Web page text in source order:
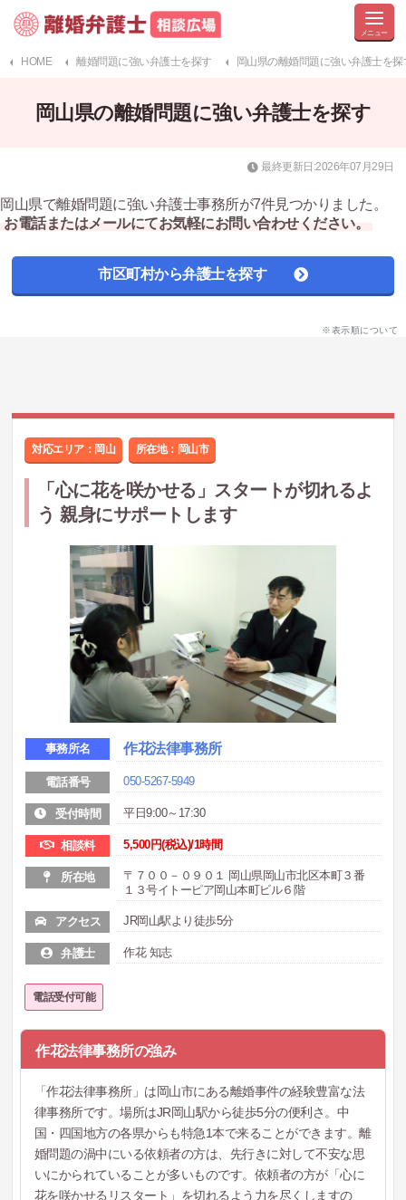
HOME 離婚問題に強い弁護士を探す 岡山県の離婚問題に強い弁護士を探
岡山県の離婚問題に強い弁護士を探す
最終更新日:2026年07月29日
岡山県で離婚問題に強い弁護士事務所が7件見つかりました。
お電話またはメールにてお気軽にお問い合わせください。
市区町村から弁護士を探す
※表示順について
対応エリア：岡山 所在地： 岡山市
「心に花を咲かせる」スタートが切れるよ
う 親身にサポートします
事務所名 作花法律事務所
電話番号 050-5267-5949
受付時間 平日9:00～17:30
相談料 5,500円(税込)/1時間
所在地
〒７００－０９０１ 岡山県岡山市北区本町３番
１３号イトーピア岡山本町ビル６階
アクセス JR岡山駅より徒歩5分
弁護士 作花 知志
電話受付可能
作花法律事務所の強み
「作花法律事務所」は岡山市にある離婚事件の経験豊富な法
律事務所です。場所はJR岡山駅から徒歩5分の便利さ。中
国・四国地方の各県からも特急1本で来ることができます。離
婚問題の渦中にいる依頼者の方は、先行きに対して不安な思
いにかられていることが多いものです。依頼者の方が「心に
花を咲かせるリスタート」を切れるよう力を尽くしますの